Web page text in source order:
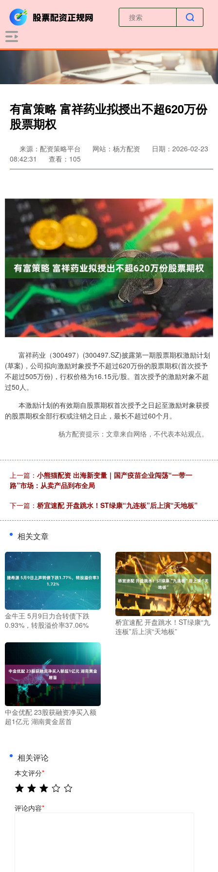
有富策略 富祥药业拟授出不超620万份
股票期权
来源：配资策略平台 网站：杨方配资
日期：2026-02-23
08:42:31
查看：105
富祥药业（300497）(300497.SZ)披露第一期股票期权激励计划
(草案)，公司拟向激励对象授予不超过620万份的股票期权(首次授予
不超过505万份)，行权价格为16.15元/股。首次授予的激励对象不超
过50人。
本激励计划的有效期自股票期权首次授予之日起至激励对象获授
的股票期权全部行权或注销之日止，最长不超过60个月。
杨方配资提示：文章来自网络，不代表本站观点。
上一篇： 小熊猫配资 出海新变量｜国产疫苗企业闯荡“一带一
路”市场：从卖产品到布全局
下一篇： 桥宜速配 开盘跳水！ST绿康“九连板”后上演“天地板”
相关文章
金牛王 5月9日力合转债下跌
0.93%，转股溢价率37.06%
桥宜速配 开盘跳水！ST绿康“九
连板”后上演“天地板”
中金优配 23股获融资净买入额
超1亿元 湖南黄金居首
相关评论
本文评分*
评论内容*